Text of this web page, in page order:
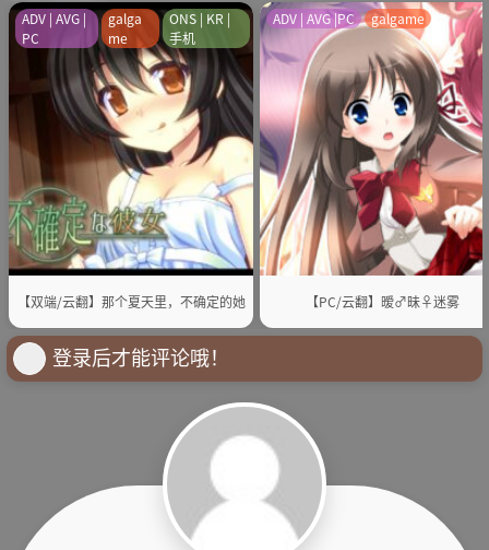
【双端/云翻】那个夏天里，不确定的她
ADV | AVG |
PC
galga
me
ONS | KR |
手机
【PC/云翻】暧♂昧♀迷雾
ADV | AVG |PC galgame
登录后才能评论哦！